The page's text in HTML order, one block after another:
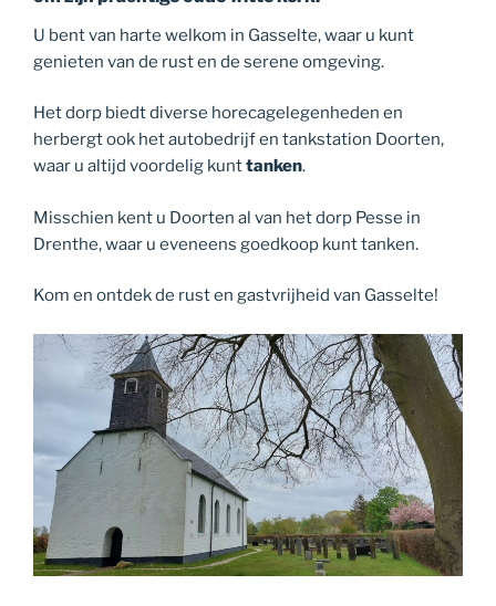
U bent van harte welkom in Gasselte, waar u kunt
genieten van de rust en de serene omgeving.
Het dorp biedt diverse horecagelegenheden en
herbergt ook het autobedrijf en tankstation Doorten,
waar u altijd voordelig kunttanken.
Misschien kent u Doorten al van het dorp Pesse in
Drenthe, waar u eveneens goedkoop kunt tanken.
Kom en ontdek de rust en gastvrijheid van Gasselte!